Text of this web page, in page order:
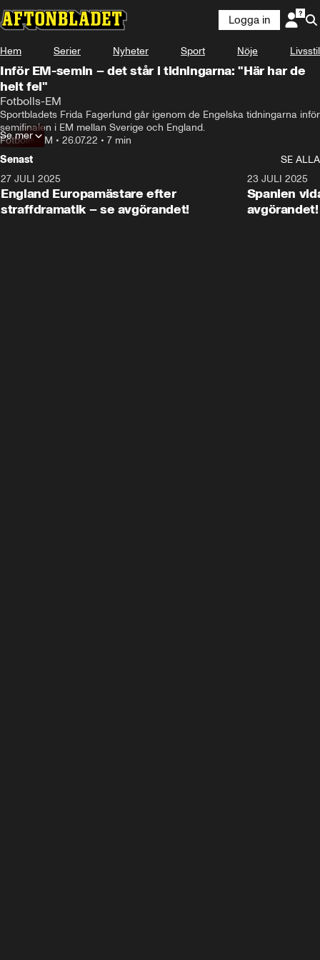
Logga in
Hem Serier Nyheter Sport Nöje Livsstil
Inför EM-semin – det står i tidningarna: "Här har de
helt fel"
Fotbolls-EM
Sportbladets Frida Fagerlund går igenom de Engelska tidningarna inför
semifinalen i EM mellan Sverige och England.
Fotbolls-EM • 26.07.22 • 7 min
Se mer
Senast
SE ALLA
27 JULI 2025
England Europamästare efter
straffdramatik – se avgörandet!
23 JULI 2025
Spanien
avgörandet!